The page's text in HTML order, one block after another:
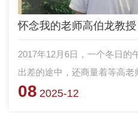
怀念我的老师高伯龙教授
2017年12月6日，一个冬日的
出差的途中，还商量着等高
宾馆后，手机微信弹出师兄发
08 2025-12